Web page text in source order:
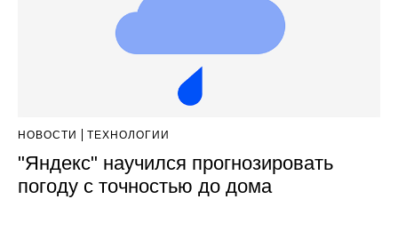
НОВОСТИ ТЕХНОЛОГИИ
"Яндекс" научился прогнозировать
погоду с точностью до дома